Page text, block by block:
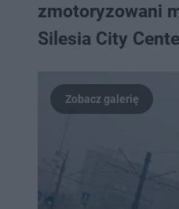
zmotoryzowani
Silesia City